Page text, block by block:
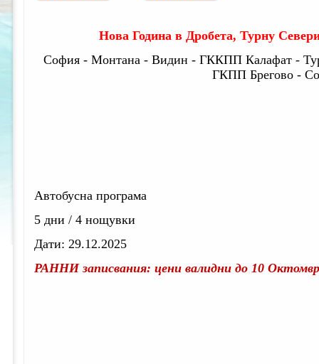
Нова Година в Дробета, Турну
София - Монтана - Видин - ГККПП Калафат -
ГКПП Брегово -
Автобусна програма
5 дни / 4 нощувки
Дати: 29.12.2025
РАННИ записвания: цени валидни до 10